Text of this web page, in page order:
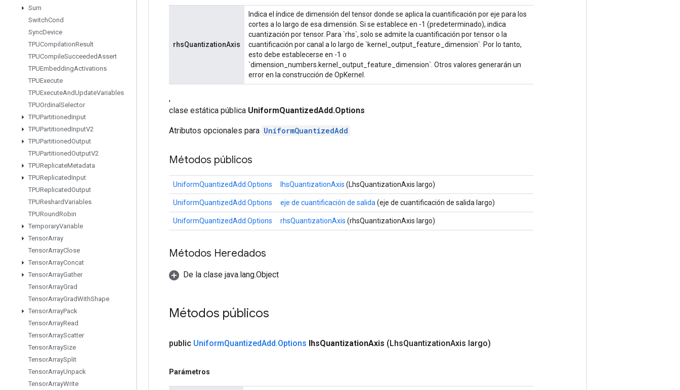
Sum
SwitchCond
SyncDevice
TPUCompilationResult
TPUCompileSucceededAssert
TPUEmbeddingActivations
TPUExecute
TPUExecuteAndUpdateVariables
TPUOrdinal Selector
TPUPartitionedInput
TPUPartitionedInputV2
TPUPartitionedOutput
TPUPartitionedOutputV2
TPUReplicateMetadata
TPUReplicatedInput
TPUReplicatedOutput
TPUReshardVariables
TPURoundRobin
TemporaryVariable
TensorArray
TensorArrayClose
TensorArrayConcat
TensorArrayGather
TensorArrayGrad
TensorArrayGradWithShape
TensorArrayPack
TensorArrayRead
TensorArrayScatter
TensorArraySize
TensorArraySplit
TensorArrayUnpack
TensorArrayWrite
rhsQuantizationAxis
Indica el índice de dimensión del tensor donde se aplica la cuantificación por eje para los
cortes a lo largo de esa dimensión. Si se establece en -1 (predeterminado), indica
cuantización por tensor. Para `rhs`, solo se admite la cuantificación por tensor o la
cuantificación por canal a lo largo de `kernel_output_feature_dimension`. Por lo tanto,
esto debe establecerse en -1 o
`dimension_numbers.kernel_output_feature_dimension`. Otros valores generarán un
error en la construcción de OpKernel.
,
clase estática pública UniformQuantizedAdd.Options
Atributos opcionales para UniformQuantizedAdd
Métodos públicos
UniformQuantizedAdd.Options lhsQuantizationAxis (LhsQuantizationAxis largo)
UniformQuantizedAdd.Options eje de cuantificación de salida (eje de cuantificación de salida largo)
UniformQuantizedAdd.Options rhsQuantizationAxis (rhsQuantizationAxis largo)
Métodos Heredados
De la clase java.lang.Object
Métodos públicos
public UniformQuantizedAdd.Options lhsQuantizationAxis (LhsQuantizationAxis largo)
Parámetros